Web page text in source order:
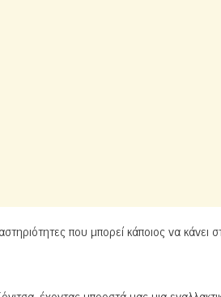
που μπορεί κάποιος να κάνει